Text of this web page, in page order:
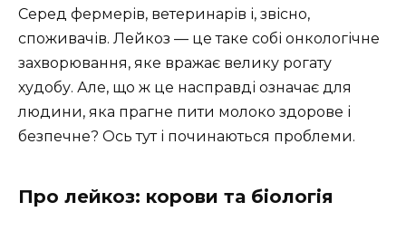
Серед фермерів, ветеринарів і, звісно,
споживачів. Лейкоз — це таке собі онкологічне
захворювання, яке вражає велику рогату
худобу. Але, що ж це насправді означає для
людини, яка прагне пити молоко здорове і
безпечне? Ось тут і починаються проблеми.
Про лейкоз: корови та біологія